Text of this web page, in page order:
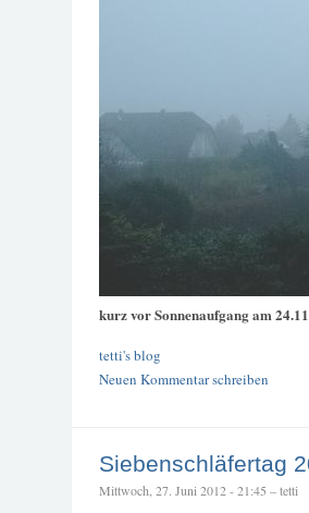
kurz vor Sonnenaufgang am
tetti's blog
Neuen Kommentar schreiben
Siebenschläfertag
Mittwoch, 27. Juni 2012 - 21:45 – tetti